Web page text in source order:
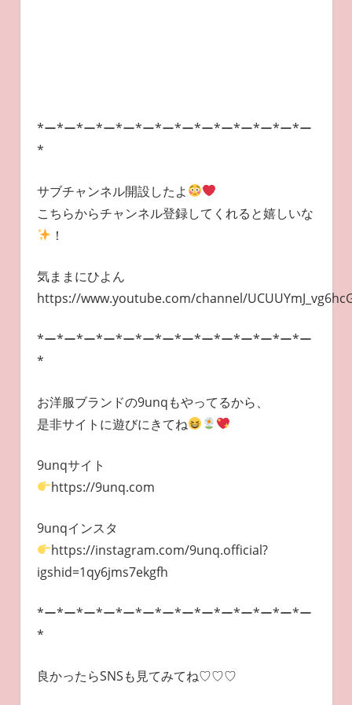
*ー*ー*ー*ー*ー*ー*ー*ー*ー*ー*ー*ー*ー*ー
*
サブチャンネル開設したよ
こちらからチャンネル登録してくれると嬉しいな
！
気ままにひよん
https://www.youtube.com/channel/
*ー*ー*ー*ー*ー*ー*ー*ー*ー*ー*ー*ー*ー*ー
*
お洋服ブランドの9unqもやってるから、
是非サイトに遊びにきてね
9unqサイト
https://9unq.com
9unqインスタ
https://instagram.com/9unq.official?
igshid=1qy6jms7ekgfh
*ー*ー*ー*ー*ー*ー*ー*ー*ー*ー*ー*ー*ー*ー
*
良かったらSNSも見てみてね♡♡♡